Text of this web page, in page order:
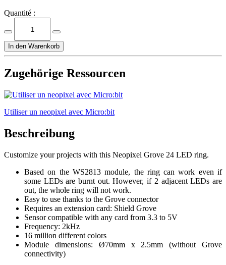
Quantité :
In den Warenkorb
Zugehörige Ressourcen
Utiliser un neopixel avec Micro:bit
Beschreibung
Customize your projects with this Neopixel Grove 24 LED ring.
Based on the WS2813 module, the ring can work even if
some LEDs are burnt out. However, if 2 adjacent LEDs are
out, the whole ring will not work.
Easy to use thanks to the Grove connector
Requires an extension card: Shield Grove
Sensor compatible with any card from 3.3 to 5V
Frequency: 2kHz
16 million different colors
Module dimensions: Ø70mm x 2.5mm (without Grove
connectivity)